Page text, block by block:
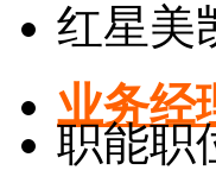
红星美
业务经
职能职